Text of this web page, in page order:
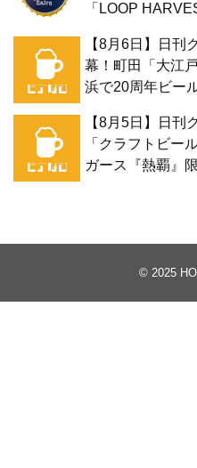
「LOOP
【8月6日】日刊
幕！町田「大江
浜で20周年ビー
【8月5日】日刊
「クラフトビー
ガース『熱覇』
© 2025